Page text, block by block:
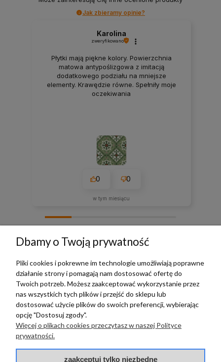
Jak zbieramy opinie?
Karolina
zweryfikowano
Płytki mają piękne kolory. Powierzchnia
matowa antypoślizgowa z imitacją
dodatkowego podziału na mniejsze
elementy. Krawędzie równe. Spełniły moje
oczekiwania
0 0
w tym miesiącu
TERRADECO
BAZA WIEDZY
PŁATNOŚCI I DOSTAWA
Dbamy o Twoją prywatność
Pliki cookies i pokrewne im technologie umożliwiają poprawne
działanie strony i pomagają nam dostosować ofertę do
Twoich potrzeb. Możesz zaakceptować wykorzystanie przez
nas wszystkich tych plików i przejść do sklepu lub
dostosować użycie plików do swoich preferencji, wybierając
opcję "Dostosuj zgody".
Więcej o plikach cookies przeczytasz w naszej Polityce
prywatności.
zaakceptuj tylko niezbędne